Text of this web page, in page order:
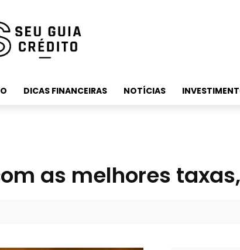
DICAS FINANCEIRAS NOTÍCIAS
as melhores